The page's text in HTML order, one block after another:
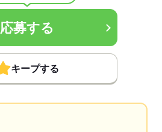
応募する
キープする